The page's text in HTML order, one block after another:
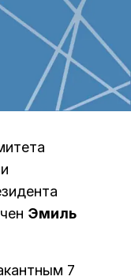
Эмиль
7